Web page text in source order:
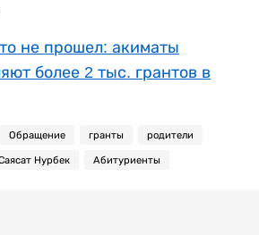
не прошел: акиматы
более 2 тыс. грантов в
Обращение гранты родители
Нурбек Абитуриенты